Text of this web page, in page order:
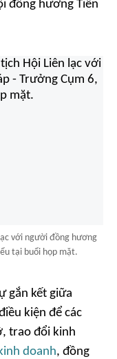
đồng hương Tiền
với người đồng hương
tại buổi họp mặt.
gắn kết giữa
kiện để các
trao đổi kinh
doanh, đồng